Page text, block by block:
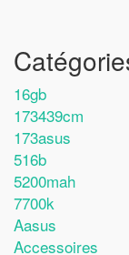
16gb
173439cm
173asus
516b
5200mah
7700k
Aasus
Accessoires